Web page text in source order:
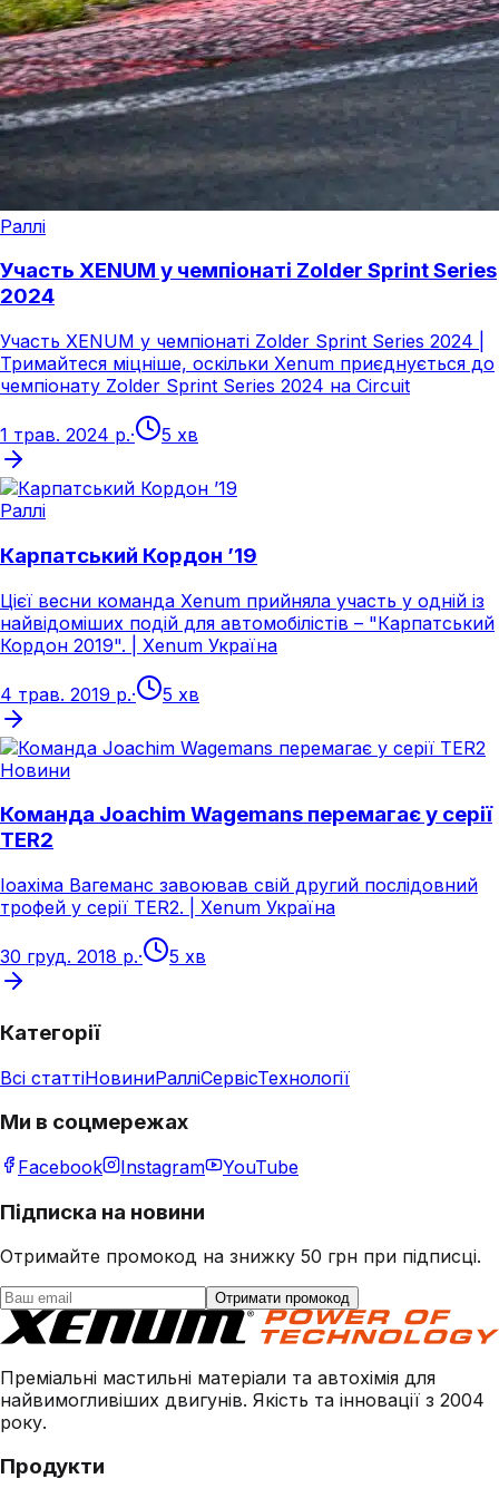
Раллі
Участь XENUM у чемпіонаті Zolder Sprint Series
2024
Участь XENUM у чемпіонаті Zolder Sprint Series 2024 |
Тримайтеся міцніше, оскільки Xenum приєднується до
чемпіонату Zolder Sprint Series 2024 на Circuit
1 трав. 2024 р.· 5 хв
Раллі
Карпатський Кордон ’19
Цієї весни команда Xenum прийняла участь у одній із
найвідоміших подій для автомобілістів – "Карпатський
Кордон 2019". | Xenum Україна
4 трав. 2019 р.· 5 хв
Новини
Команда Joachim Wagemans перемагає у серії
TER2
Іоахіма Вагеманс завоював свій другий послідовний
трофей у серії TER2. | Xenum Україна
30 груд. 2018 р.· 5 хв
Категорії
Всі статтіНовиниРалліСервісТехнології
Ми в соцмережах
Facebook Instagram YouTube
Підписка на новини
Отримайте промокод на знижку 50 грн при підписці.
Отримати промокод
Преміальні мастильні матеріали та автохімія для
найвимогливіших двигунів. Якість та інновації з 2004
року.
Продукти